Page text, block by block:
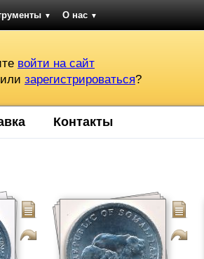
▼ О нас ▼
войти на сайт
или зарегистрироваться?
Контакты